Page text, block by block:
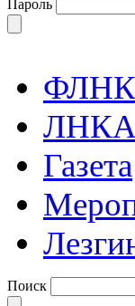
Пароль
ЛНКА
Газета
Поиск